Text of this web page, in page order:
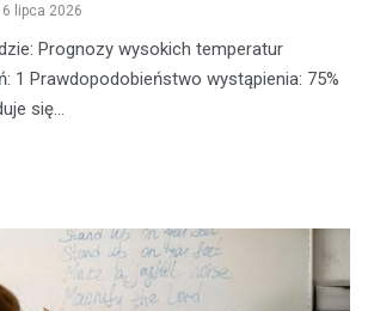
lipca 2026
Prognozy wysokich temperatur
1 Prawdopodobieństwo wystąpienia: 75%
się…